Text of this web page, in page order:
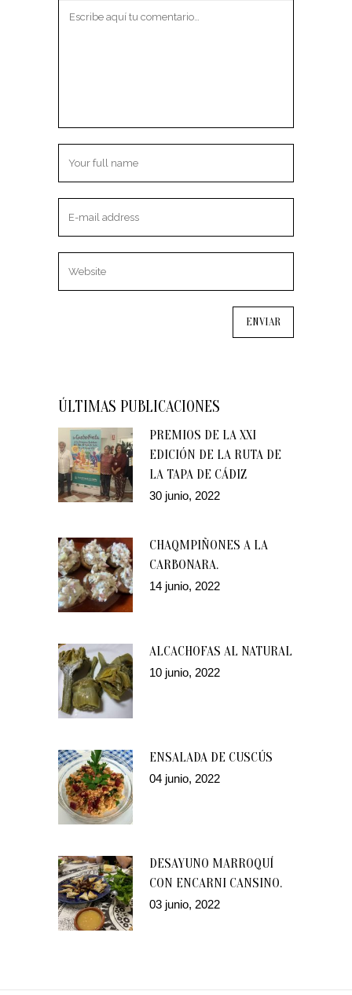
ÚLTIMAS PUBLICACIONES
PREMIOS DE LA XXI
EDICIÓN DE LA RUTA DE
LA TAPA DE CÁDIZ
30 junio, 2022
CHAQMPIÑONES A LA
CARBONARA.
14 junio, 2022
ALCACHOFAS AL NATURAL
10 junio, 2022
ENSALADA DE CUSCÚS
04 junio, 2022
DESAYUNO MARROQUÍ
CON ENCARNI CANSINO.
03 junio, 2022